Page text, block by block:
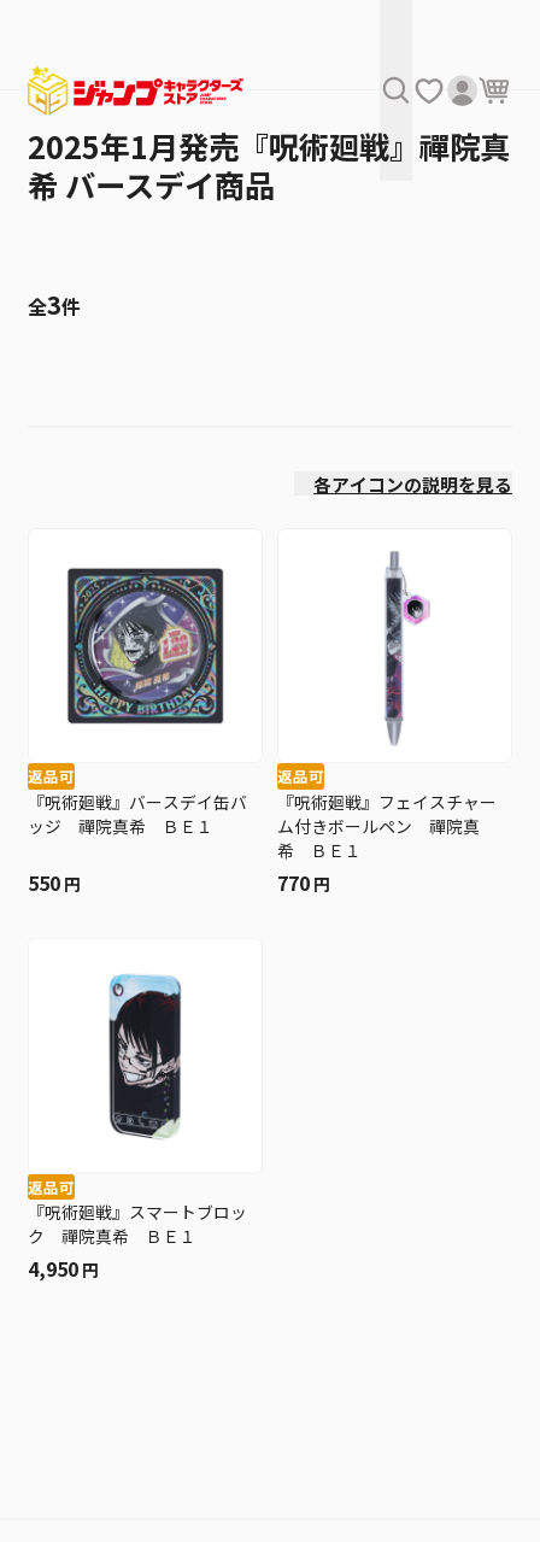
2025年1月発売『呪術廻戦』禪院真
希 バースデイ商品
全3件
各アイコンの説明を見る
返品可
『呪術廻戦』バースデイ缶バ
ッジ 禪院真希 ＢＥ１
550 円
返品可
『呪術廻戦』フェイスチャー
ム付きボールペン 禪院真
希 ＢＥ１
770 円
返品可
『呪術廻戦』スマートブロッ
ク 禪院真希 ＢＥ１
4,950 円